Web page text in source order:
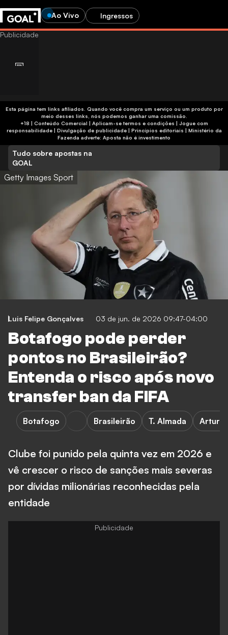
Ao Vivo Ingressos
Esta página tem links afiliados. Quando você compra um serviço ou um produto por
meio desses links, nós podemos ganhar uma comissão.
+18 | Conteúdo Comercial | Aplicam-se termos e condições | Jogue com
responsabilidade| Divulgação de publicidade| Princípios editoriais | Ministério da
Fazenda adverte: Aposta não é investimento
Tudo sobre apostas na
GOAL
Getty Images Sport
Luis Felipe Gonçalves 03 de jun. de 2026 09:47-04:00
Botafogo pode perder
pontos no Brasileirão?
Entenda o risco após novo
transfer ban da FIFA
Botafogo Brasileirão T. Almada Artur
Clube foi punido pela quinta vez em 2026 e
vê crescer o risco de sanções mais severas
por dívidas milionárias reconhecidas pela
entidade